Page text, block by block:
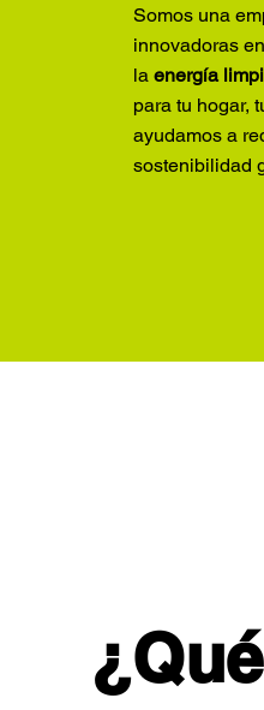
Somos una
innovadoras
la energía
para tu hogar,
ayudamos a
sostenibilidad